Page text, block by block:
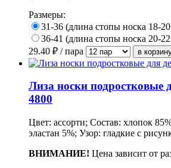
Размеры:
31-36 (длина стопы носка 18-
36-41 (длина стопы носка 20-
29.40 ₽ / пара
Лиза носки подростковые
4800
Цвет: ассорти; Состав: хлопок
эластан 5%; Узор: гладкие с
ВНИМАНИЕ! Цена зависит от